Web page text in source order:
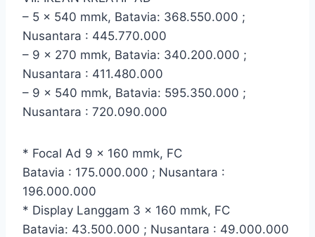
– 5 x 540 mmk, Batavia: 368.550.000 ;
Nusantara : 445.770.000
– 9 x 270 mmk, Batavia: 340.200.000 ;
Nusantara : 411.480.000
– 9 x 540 mmk, Batavia: 595.350.000 ;
Nusantara : 720.090.000
* Focal Ad 9 x 160 mmk, FC
Batavia : 175.000.000 ; Nusantara :
196.000.000
* Display Langgam 3 x 160 mmk, FC
Batavia: 43.500.000 ; Nusantara : 49.000.000